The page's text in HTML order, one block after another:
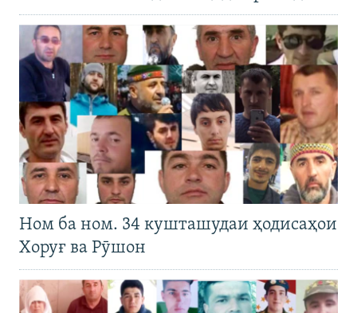
Ном ба ном. 34 кушташудаи ҳодисаҳои
Хоруғ ва Рӯшон